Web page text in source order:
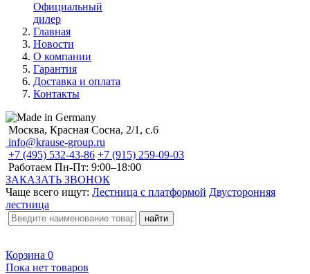
Официальный
дилер
Главная
Новости
О компании
Гарантия
Доставка и оплата
Контакты
Москва, Красная Сосна, 2/1, с.6
info@krause-group.ru
+7 (495) 532-43-86 +7 (915) 259-09-03
Работаем Пн-Пт: 9:00–18:00
ЗАКАЗАТЬ ЗВОНОК
Чаще всего ищут: Лестница с платформой Двусторонняя
лестница
Корзина 0
Пока нет товаров